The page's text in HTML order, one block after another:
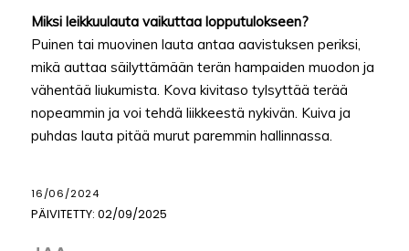
Miksi leikkuulauta vaikuttaa lopputulokseen?
Puinen tai muovinen lauta antaa aavistuksen periksi,
mikä auttaa säilyttämään terän hampaiden muodon ja
vähentää liukumista. Kova kivitaso tylsyttää terää
nopeammin ja voi tehdä liikkeestä nykivän. Kuiva ja
puhdas lauta pitää murut paremmin hallinnassa.
16/06/2024
PÄIVITETTY: 02/09/2025